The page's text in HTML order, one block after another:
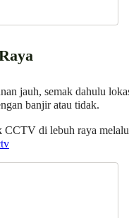
jauh, semak dahulu
banjir atau tidak.
CCTV di lebuh raya